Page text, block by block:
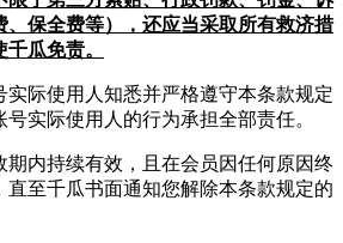
、保全费等），还应当采取所有救济措
瓜免责。
实际使用人知悉并严格遵守本条款规定
实际使用人的行为承担全部责任。
期内持续有效，且在会员因任何原因终
直至千瓜书面通知您解除本条款规定的